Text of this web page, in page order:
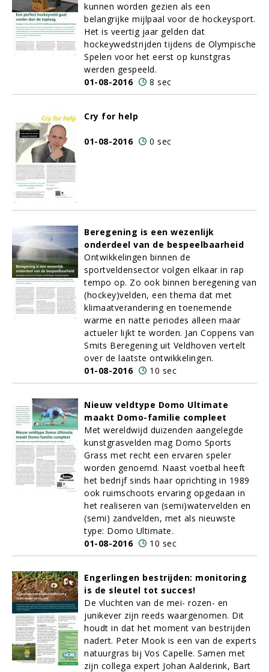
kunnen worden gezien als een
belangrijke mijlpaal voor de hockeysport.
Het is veertig jaar gelden dat
hockeywedstrijden tijdens de Olympische
Spelen voor het eerst op kunstgras
werden gespeeld.
01-08-2016
8 sec
Cry for help
01-08-2016 0 sec
Beregening is een wezenlijk
onderdeel van de bespeelbaarheid
Ontwikkelingen binnen de
sportveldensector volgen elkaar in rap
tempo op. Zo ook binnen beregening van
(hockey)velden, een thema dat met
klimaatverandering en toenemende
warme en natte periodes alleen maar
actueler lijkt te worden. Jan Coppens van
Smits Beregening uit Veldhoven vertelt
over de laatste ontwikkelingen.
01-08-2016
10 sec
Nieuw veldtype Domo Ultimate
maakt Domo-familie compleet
Met wereldwijd duizenden aangelegde
kunstgrasvelden mag Domo Sports
Grass met recht een ervaren speler
worden genoemd. Naast voetbal heeft
het bedrijf sinds haar oprichting in 1989
ook ruimschoots ervaring opgedaan in
het realiseren van (semi)watervelden en
(semi) zandvelden, met als nieuwste
type: Domo Ultimate.
01-08-2016
10 sec
Engerlingen bestrijden: monitoring
is de sleutel tot succes!
De vluchten van de mei- rozen- en
junikever zijn reeds waargenomen. Dit
houdt in dat het moment van bestrijden
nadert. Peter Mook is een van de experts
natuurgras bij Vos Capelle. Samen met
zijn collega expert Johan Aalderink, Bart